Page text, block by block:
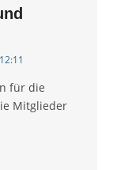
für die
Mitglieder